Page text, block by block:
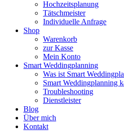
Hochzeitsplanung
Tätschmeister
Individuelle Anfrage
Shop
Warenkorb
zur Kasse
Mein Konto
Smart Weddingplanning
Was ist Smart
Smart Weddingplanning
Troubleshooting
Dienstleister
Blog
Über mich
Kontakt